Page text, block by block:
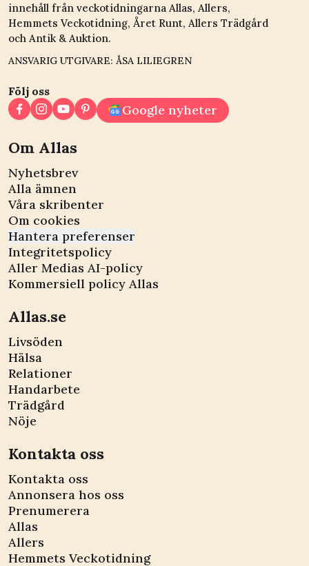
innehåll från veckotidningarna Allas, Allers,
Hemmets Veckotidning, Året Runt, Allers Trädgård
och Antik & Auktion.
ANSVARIG UTGIVARE: ÅSA LILIEGREN
Följ oss
Google nyheter
Om Allas
Nyhetsbrev
Alla ämnen
Våra skribenter
Om cookies
Hantera preferenser
Integritetspolicy
Aller Medias AI-policy
Kommersiell policy Allas
Allas.se
Livsöden
Hälsa
Relationer
Handarbete
Trädgård
Nöje
Kontakta oss
Kontakta oss
Annonsera hos oss
Prenumerera
Allas
Allers
Hemmets Veckotidning